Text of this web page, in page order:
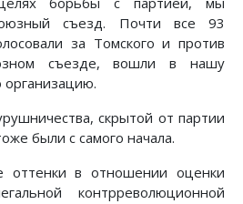
съезд. Почти все 93
за Томского и против
съезде, вошли в нашу
скрытой от партии
были с самого начала.
оттенки в отношении оценки
контрреволюционной